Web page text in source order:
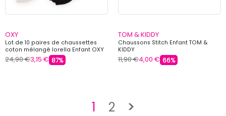
OXY
Lot de 10 paires de chaussettes
coton mélangé lorella Enfant OXY
24,90 €3,15 € 87%
TOM & KIDDY
Chaussons Stitch Enfant TOM &
KIDDY
11,90 €4,00 € 66%
1 2 >